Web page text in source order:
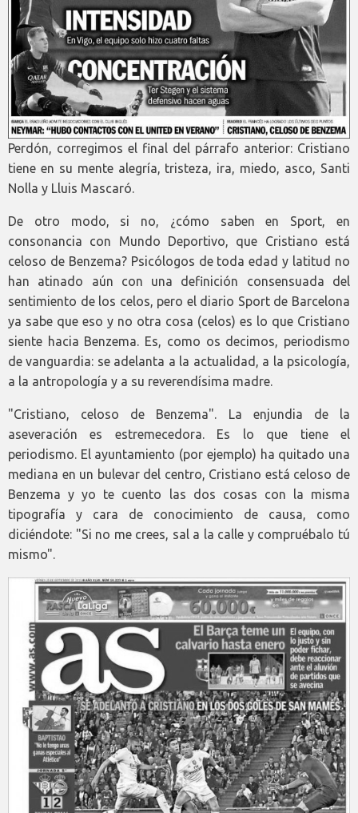
Perdón, corregimos el final del párrafo anterior: Cristiano
tiene en su mente alegría, tristeza, ira, miedo, asco, Santi
Nolla y Lluis Mascaró.
De otro modo, si no, ¿cómo saben en Sport, en
consonancia con Mundo Deportivo, que Cristiano está
celoso de Benzema? Psicólogos de toda edad y latitud no
han atinado aún con una definición consensuada del
sentimiento de los celos, pero el diario Sport de Barcelona
ya sabe que eso y no otra cosa (celos) es lo que Cristiano
siente hacia Benzema. Es, como os decimos, periodismo
de vanguardia: se adelanta a la actualidad, a la psicología,
a la antropología y a su reverendísima madre.
"Cristiano, celoso de Benzema". La enjundia de la
aseveración es estremecedora. Es lo que tiene el
periodismo. El ayuntamiento (por ejemplo) ha quitado una
mediana en un bulevar del centro, Cristiano está celoso de
Benzema y yo te cuento las dos cosas con la misma
tipografía y cara de conocimiento de causa, como
diciéndote: "Si no me crees, sal a la calle y compruébalo tú
mismo".